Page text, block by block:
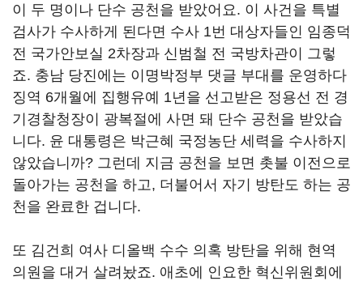
이 두 명이나 단수 공천을 받았어요. 이 사건을 특별
검사가 수사하게 된다면 수사 1번 대상자들인 임종덕
전 국가안보실 2차장과 신범철 전 국방차관이 그렇
죠. 충남 당진에는 이명박정부 댓글 부대를 운영하다
징역 6개월에 집행유예 1년을 선고받은 정용선 전 경
기경찰청장이 광복절에 사면 돼 단수 공천을 받았습
니다. 윤 대통령은 박근혜 국정농단 세력을 수사하지
않았습니까? 그런데 지금 공천을 보면 촛불 이전으로
돌아가는 공천을 하고, 더불어서 자기 방탄도 하는 공
천을 완료한 겁니다.
또 김건희 여사 디올백 수수 의혹 방탄을 위해 현역
의원을 대거 살려놨죠. 애초에 인요한 혁신위원회에